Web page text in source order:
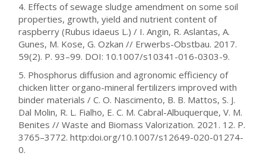
4. Effects of sewage sludge amendment on some soil
properties, growth, yield and nutrient content of
raspberry (Rubus idaeus L.) / I. Angin, R. Aslantas, A.
Gunes, M. Kose, G. Ozkan // Erwerbs-Obstbau. 2017.
59(2). P. 93–99. DOI: 10.1007/s10341-016-0303-9.
5. Phosphorus diffusion and agronomic efficiency of
chicken litter organo-mineral fertilizers improved with
binder materials / C. O. Nascimento, B. B. Mattos, S. J.
Dal Molin, R. L. Fialho, E. C. M. Cabral-Albuquerque, V. M.
Benites // Waste and Biomass Valorization. 2021. 12. P.
3765–3772. http:doi.org/10.1007/s12649-020-01274-
0.